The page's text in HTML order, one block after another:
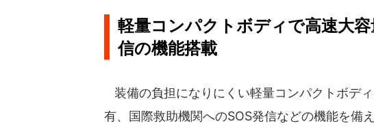
軽量コンパクトボディで高速大
信の機能搭載
装備の負担になりにくい軽量コンパクトボデ
有、国際救助機関へのSOS発信などの機能を備